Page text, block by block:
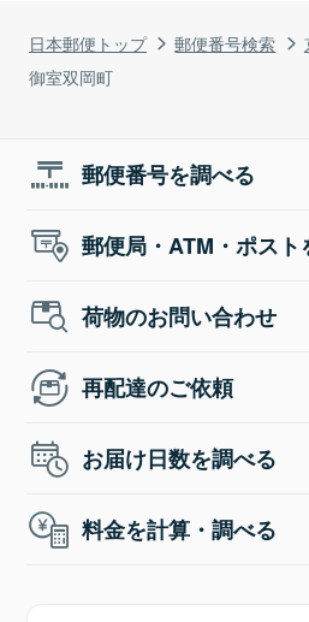
日本郵便トップ 郵便番号検索
御室双岡町
郵便番号を調べる
郵便局・ATM・ポスト
荷物のお問い合わせ
再配達のご依頼
お届け日数を調べる
料金を計算・調べる